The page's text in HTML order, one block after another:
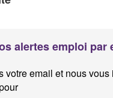
alertes emploi par
votre email et nous